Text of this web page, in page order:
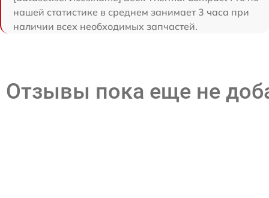
нашей статистике в среднем занимает 3 часа при
наличии всех необходимых запчастей.
Отзывы пока еще не